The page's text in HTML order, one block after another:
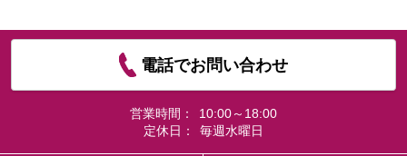
電話でお問い合わせ
営業時間：
10:00～18:00
定休日：
毎週水曜日